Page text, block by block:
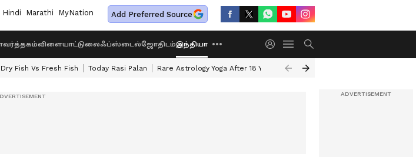
Hindi Marathi MyNation Add Preferred Source
வர்த்தகம்விளையாட்டுலைஃப்ஸ்டைல்ஜோதிடம்இந்தியா
Dry Fish Vs Fresh Fish Today Rasi Palan Rare Astrology Yoga After 18 Years Dwi Pushkar Yoga 2026